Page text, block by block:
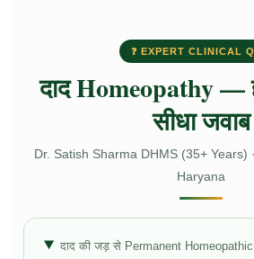
❓ EXPERT CLINICAL
दाद Homeopathy —
सीधा जवाब
Dr. Satish Sharma DHMS (35+ Years)
Haryana
दाद की जड़ से Permanent